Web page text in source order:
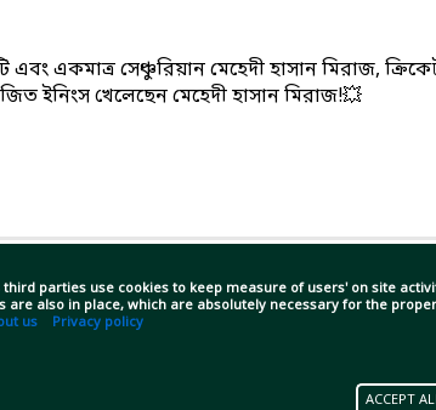
third parties use cookies to keep measure of users' on site
are also in place, which are absolutely necessary for the
us Privacy policy
ACCEPT
এবং একমাত্র সেঞ্চুরিয়ান মেহেদী হাসান মিরাজ,
ইনিংস খেলেছেন মেহেদী হাসান মিরাজ!💥